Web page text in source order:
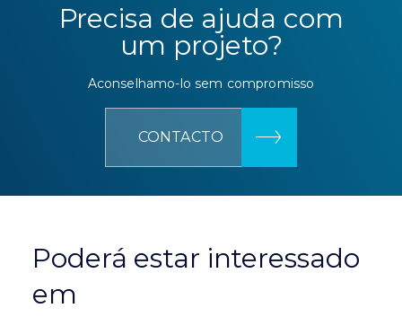
Precisa de ajuda com
um projeto?
Aconselhamo-lo sem compromisso
CONTACTO
Poderá estar interessado
em